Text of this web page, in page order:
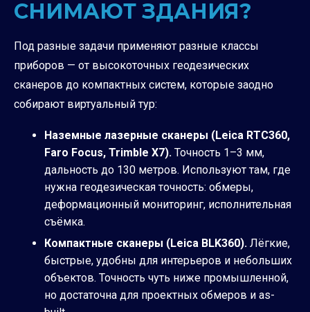
СНИМАЮТ ЗДАНИЯ?
Под разные задачи применяют разные классы
приборов — от высокоточных геодезических
сканеров до компактных систем, которые заодно
собирают виртуальный тур:
Наземные лазерные сканеры (Leica RTC360,
Faro Focus, Trimble X7). Точность 1–3 мм,
дальность до 130 метров. Используют там, где
нужна геодезическая точность: обмеры,
деформационный мониторинг, исполнительная
съёмка.
Компактные сканеры (Leica BLK360). Лёгкие,
быстрые, удобны для интерьеров и небольших
объектов. Точность чуть ниже промышленной,
но достаточна для проектных обмеров и as-